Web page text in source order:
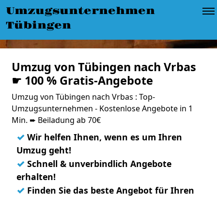
Umzugsunternehmen
Tübingen
Umzug von Tübingen nach Vrbas
☛ 100 % Gratis-Angebote
Umzug von Tübingen nach Vrbas : Top-
Umzugsunternehmen - Kostenlose Angebote in 1
Min. ➨ Beiladung ab 70€
✓ Wir helfen Ihnen, wenn es um Ihren
Umzug geht!
✓ Schnell & unverbindlich Angebote
erhalten!
✓ Finden Sie das beste Angebot für Ihren